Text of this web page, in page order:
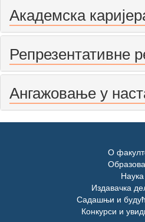
Академска
Репрезентативне
Ангажовање у
О
Наука
Издавачка
Садашњи и
Конкурси и